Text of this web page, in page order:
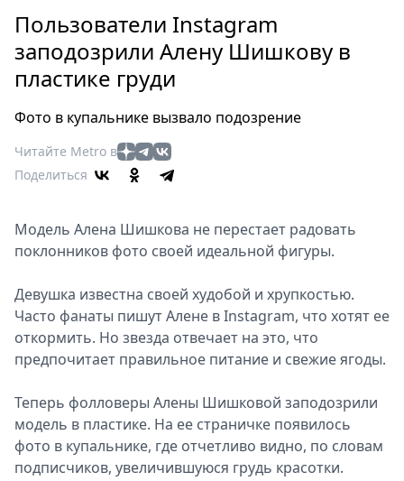
Россия
Мир
Здоровье
Туризм
Мода
Театр
Афиша
Книги
Пресс-
релизы
О
Стримы
Спецпроекты
Звезды
Выборы
Пользователи Instagram
заподозрили Алену Шишкову в
пластике груди
Фото в купальнике вызвало подозрение
Читайте Metro в
Поделиться
Модель Алена Шишкова не перестает радовать
поклонников фото своей идеальной фигуры.
Девушка известна своей худобой и хрупкостью.
Часто фанаты пишут Алене в Instagram, что хотят ее
откормить. Но звезда отвечает на это, что
предпочитает правильное питание и свежие ягоды.
Теперь фолловеры Алены Шишковой заподозрили
модель в пластике. На ее страничке появилось
фото в купальнике, где отчетливо видно, по словам
подписчиков, увеличившуюся грудь красотки.